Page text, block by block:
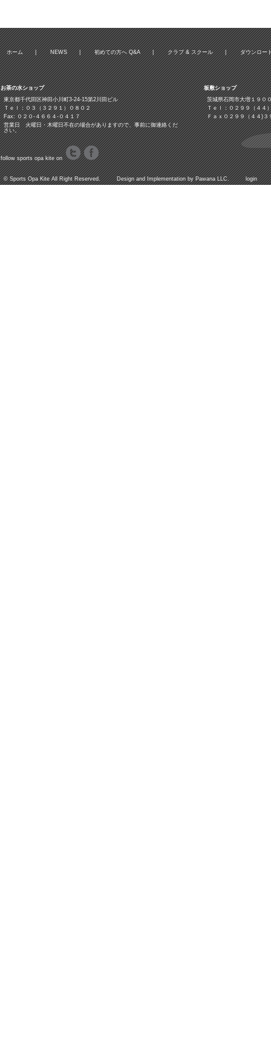
ホーム | NEWS | 初めての方へ Q&A | クラブ & スクール | ダウンロー
お茶の水ショップ
東京都千代田区神田小川町3‐24‐15第2川田ビル
Ｔｅｌ：０３（３２９１）０８０２
Fax: ０２０-４６６４-０４１７
営業日 火曜日・木曜日不在の場合がありますので、事前に御連絡くだ
さい。
follow sports opa kite on
板敷ショップ
茨城県石岡市大増１９０
Ｔｅｌ：０２９９（４４
Ｆａｘ０２９９（４４)３
©Sports Opa KiteAll Right Reserved. Design and Implementation byPawana LLC. login